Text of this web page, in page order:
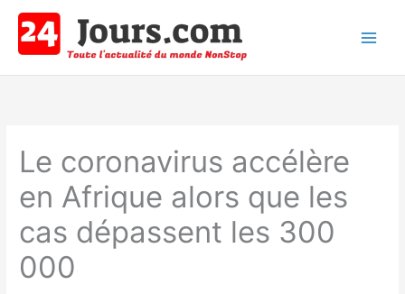
contenu
Le coronavirus accélère
en Afrique alors que les
cas dépassent les 300
000